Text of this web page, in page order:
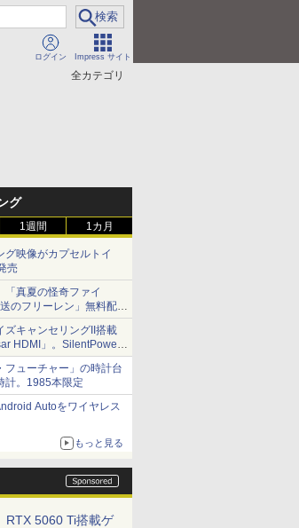
ログイン Impress サイト
全カテゴリ
グ
1週間 1カ月
グ映像がカプセルトイ
売
「真夏の怪奇ファイ
のフリーレン」無料配信
情報
ズキャンセリングII搭載
HDMI」。SilentPower
フューチャー」の時計台
計。1985本限定
Autoをワイヤレス
もっと見る
RTX 5060 Ti搭載ゲ